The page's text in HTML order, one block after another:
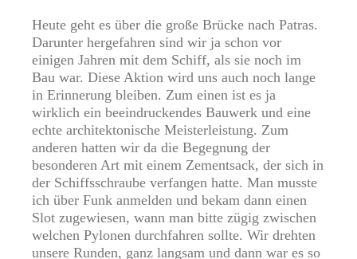
Heute geht es über die große Brücke nach Patras.
Darunter hergefahren sind wir ja schon vor
einigen Jahren mit dem Schiff, als sie noch im
Bau war. Diese Aktion wird uns auch noch lange
in Erinnerung bleiben. Zum einen ist es ja
wirklich ein beeindruckendes Bauwerk und eine
echte architektonische Meisterleistung. Zum
anderen hatten wir da die Begegnung der
besonderen Art mit einem Zementsack, der sich in
der Schiffsschraube verfangen hatte. Man musste
ich über Funk anmelden und bekam dann einen
Slot zugewiesen, wann man bitte zügig zwischen
welchen Pylonen durchfahren sollte. Wir drehten
unsere Runden, ganz langsam und dann war es so